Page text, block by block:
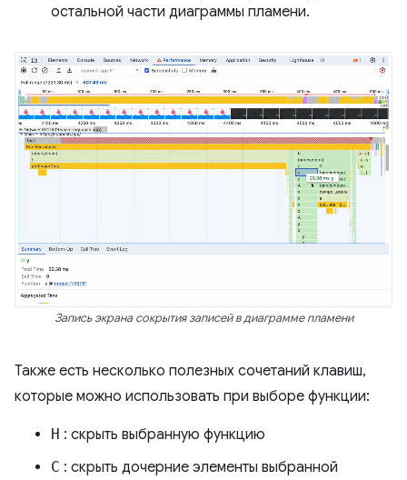
остальной части диаграммы пламени.
Запись экрана сокрытия записей в диаграмме пламени
Также есть несколько полезных сочетаний клавиш,
которые можно использовать при выборе функции:
H : скрыть выбранную функцию
C : скрыть дочерние элементы выбранной